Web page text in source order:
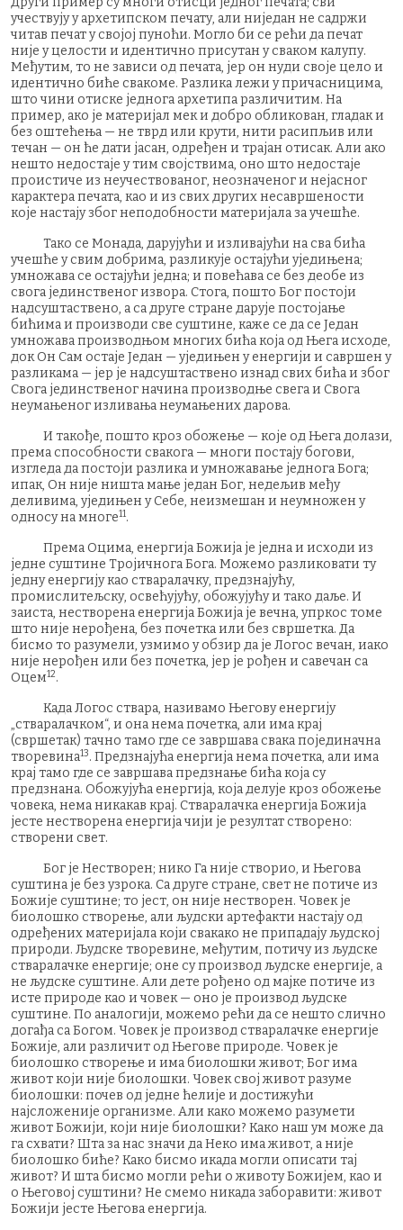
учествују у архетипском печату, али ниједан не садржи
читав печат у својој пуноћи. Могло би се рећи да печат
није у целости и идентично присутан у сваком калупу.
Међутим, то не зависи од печата, јер он нуди своје цело и
идентично биће свакоме. Разлика лежи у причасницима,
што чини отиске једнога архетипа различитим. На
пример, ако је материјал мек и добро обликован, гладак и
без оштећења — не тврд или крути, нити расипљив или
течан — он ће дати јасан, одређен и трајан отисак. Али ако
нешто недостаје у тим својствима, оно што недостаје
проистиче из неучествованог, неозначеног и нејасног
карактера печата, као и из свих других несавршености
које настају због неподобности материјала за учешће.
Тако се Монада, дарујући и изливајући на сва бића
учешће у свим добрима, разликује остајући уједињена;
умножава се остајући једна; и повећава се без деобе из
свога јединственог извора. Стога, пошто Бог постоји
надсуштаствено, а са друге стране дарује постојање
бићима и производи све суштине, каже се да се Један
умножава производњом многих бића која од Њега исходе,
док Он Сам остаје Један — уједињен у енергији и савршен у
разликама — јер је надсуштаствено изнад свих бића и због
Свога јединственог начина производње свега и Свога
неумањеног изливања неумањених дарова.
И такође, пошто кроз обожење — које од Њега долази,
према способности свакога — многи постају богови,
изгледа да постоји разлика и умножавање једнога Бога;
ипак, Он није ништа мање један Бог, недељив међу
деливима, уједињен у Себе, неизмешан и неумножен у
односу на многе11.
Према Оцима, енергија Божија је једна и исходи из
једне суштине Тројичнога Бога. Можемо разликовати ту
једну енергију као стваралачку, предзнајућу,
промислитељску, освећујућу, обожујућу и тако даље. И
заиста, нестворена енергија Божија је вечна, упркос томе
што није нерођена, без почетка или без свршетка. Да
бисмо то разумели, узмимо у обзир да је Логос вечан, иако
није нерођен или без почетка, јер је рођен и савечан са
Оцем12.
Када Логос ствара, називамо Његову енергију
„стваралачком“, и она нема почетка, али има крај
(свршетак) тачно тамо где се завршава свака појединачна
творевина13. Предзнајућа енергија нема почетка, али има
крај тамо где се завршава предзнање бића која су
предзнана. Обожујућа енергија, која делује кроз обожење
човека, нема никакав крај. Стваралачка енергија Божија
јесте нестворена енергија чији је резултат створено:
створени свет.
Бог је Нестворен; нико Га није створио, и Његова
суштина је без узрока. Са друге стране, свет не потиче из
Божије суштине; то јест, он није нестворен. Човек је
биолошко створење, али људски артефакти настају од
одређених материјала који свакако не припадају људској
природи. Људске творевине, међутим, потичу из људске
стваралачке енергије; оне су производ људске енергије, а
не људске суштине. Али дете рођено од мајке потиче из
исте природе као и човек — оно је производ људске
суштине. По аналогији, можемо рећи да се нешто слично
догађа са Богом. Човек је производ стваралачке енергије
Божије, али различит од Његове природе. Човек је
биолошко створење и има биолошки живот; Бог има
живот који није биолошки. Човек свој живот разуме
биолошки: почев од једне ћелије и достижући
најсложеније организме. Али како можемо разумети
живот Божији, који није биолошки? Како наш ум може да
га схвати? Шта за нас значи да Неко има живот, а није
биолошко биће? Како бисмо икада могли описати тај
живот? И шта бисмо могли рећи о животу Божијем, као и
о Његовој суштини? Не смемо никада заборавити: живот
Божији јесте Његова енергија.